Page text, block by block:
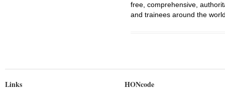
free, comprehensive,
and trainees around the
Links HONcode